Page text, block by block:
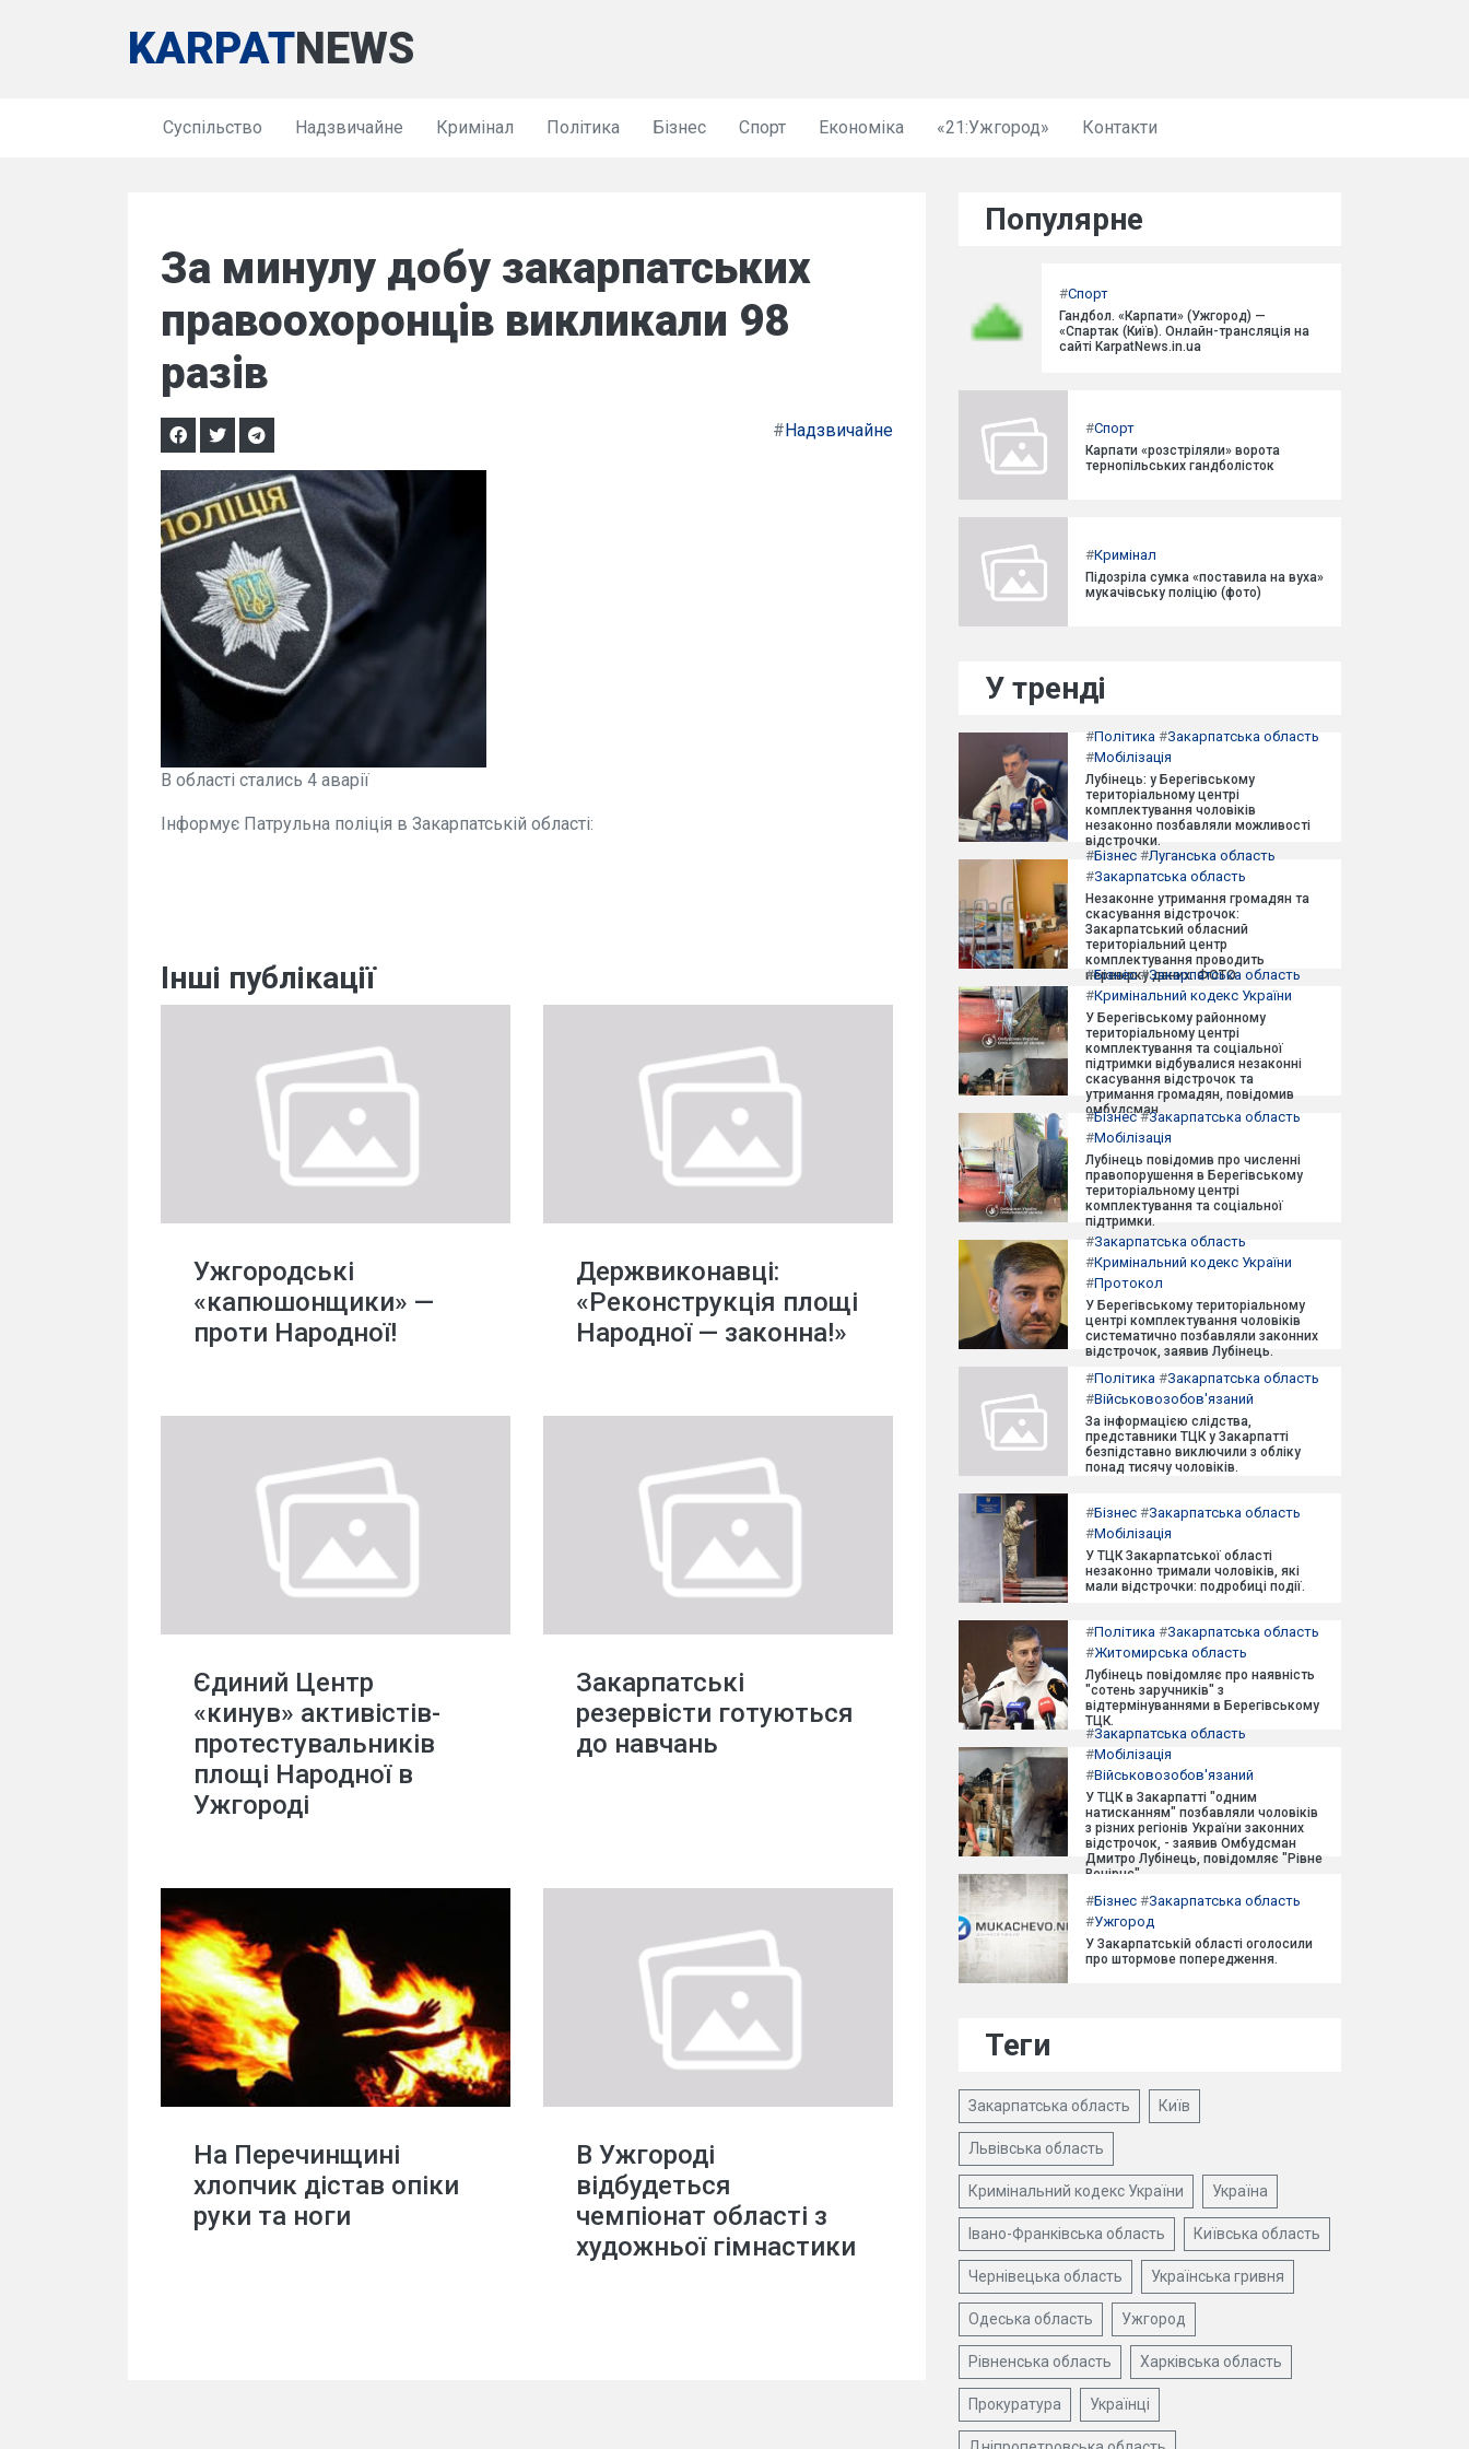
KARPATNEWS
Суспільство Надзвичайне Кримінал Політика Бізнес Спорт Економіка «21:Ужгород» Контакти
За минулу добу закарпатських
правоохоронців викликали 98
разів
#Надзвичайне
В області стались 4 аварії
Інформує Патрульна поліція в Закарпатській області:
Інші публікації
Ужгородські
«капюшонщики» —
проти Народної!
Держвиконавці:
«Реконструкція площі
Народної — законна!»
Єдиний Центр
«кинув» активістів-
протестувальників
площі Народної в
Ужгороді
Закарпатські
резервісти готуються
до навчань
На Перечинщині
хлопчик дістав опіки
руки та ноги
В Ужгороді
відбудеться
чемпіонат області з
художньої гімнастики
Популярне
#Спорт
Гандбол. «Карпати» (Ужгород) —
«Спартак (Київ). Онлайн-трансляція на
сайті KarpatNews.in.ua
#Спорт
Карпати «розстріляли» ворота
тернопільських гандболісток
#Кримінал
Підозріла сумка «поставила на вуха»
мукачівську поліцію (фото)
У тренді
#Політика #Закарпатська область
#Мобілізація
Лубінець: у Берегівському
територіальному центрі
комплектування чоловіків
незаконно позбавляли можливості
відстрочки.
#Бізнес #Луганська область
#Закарпатська область
Незаконне утримання громадян та
скасування відстрочок:
Закарпатський обласний
територіальний центр
комплектування проводить
перевірку даних. ФОТО
#Бізнес#Закарпатська область
#Кримінальний кодекс України
У Берегівському районному
територіальному центрі
комплектування та соціальної
підтримки відбувалися незаконні
скасування відстрочок та
утримання громадян, повідомив
омбудсман.
#Бізнес#Закарпатська область
#Мобілізація
Лубінець повідомив про численні
правопорушення в Берегівському
територіальному центрі
комплектування та соціальної
підтримки.
#Закарпатська область
#Кримінальний кодекс України
#Протокол
У Берегівському територіальному
центрі комплектування чоловіків
систематично позбавляли законних
відстрочок, заявив Лубінець.
#Політика #Закарпатська область
#Військовозобов'язаний
За інформацією слідства,
представники ТЦК у Закарпатті
безпідставно виключили з обліку
понад тисячу чоловіків.
#Бізнес #Закарпатська область
#Мобілізація
У ТЦК Закарпатської області
незаконно тримали чоловіків, які
мали відстрочки: подробиці події.
#Політика #Закарпатська область
#Житомирська область
Лубінець повідомляє про наявність
"сотень заручників" з
відтермінуваннями в Берегівському
ТЦК.
#Закарпатська область
#Мобілізація
#Військовозобов'язаний
У ТЦК в Закарпатті "одним
натисканням" позбавляли чоловіків
з різних регіонів України законних
відстрочок, - заявив Омбудсман
Дмитро Лубінець, повідомляє "Рівне
Вечірнє".
#Бізнес #Закарпатська область
#Ужгород
У Закарпатській області оголосили
про штормове попередження.
Теги
Закарпатська область Київ
Львівська область
Кримінальний кодекс України Україна
Івано-Франківська область Київська область
Чернівецька область Українська гривня
Одеська область Ужгород
Рівненська область Харківська область
Прокуратура Українці